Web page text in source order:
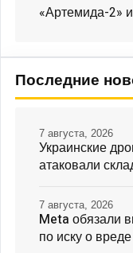
«Артемида-2»
Последние
Украинские
атаковали
7 августа, 2026
Meta обязали
по иску о
7 августа, 2026